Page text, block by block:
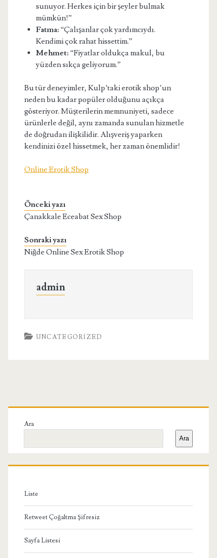
sunuyor. Herkes için bir şeyler bulmak
mümkün!”
Fatma: “Çalışanlar çok yardımcıydı.
Kendimi çok rahat hissettim.”
Mehmet: “Fiyatlar oldukça makul, bu
yüzden sıkça geliyorum.”
Bu tür deneyimler, Kulp’taki erotik shop’un
neden bu kadar popüler olduğunu açıkça
gösteriyor. Müşterilerin memnuniyeti, sadece
ürünlerle değil, aynı zamanda sunulan hizmetle
de doğrudan ilişkilidir. Alışveriş yaparken
kendinizi özel hissetmek, her zaman önemlidir!
Online Erotik Shop
Önceki yazı
Çanakkale Eceabat Sex Shop
Sonraki yazı
Niğde Online Sex Erotik Shop
admin
UNCATEGORIZED
Birincil
Yan
Menü
Ara
Ara
Liste
Retweet Çoğaltma Şifresiz
Sayfa Listesi